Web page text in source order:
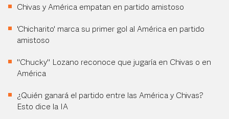
Chivas y América empatan en partido amistoso
'Chicharito' marca su primer gol al América en partido
amistoso
"Chucky" Lozano reconoce que jugaría en Chivas o en
América
¿Quién ganará el partido entre las América y Chivas?
Esto dice la IA